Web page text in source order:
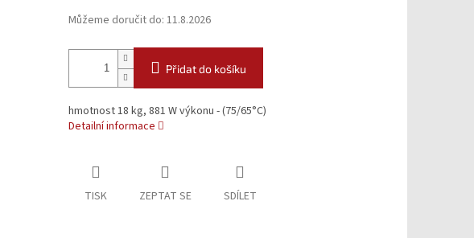
Můžeme doručit do: 11.8.2026
Přidat do košíku
hmotnost 18 kg, 881 W výkonu - (75/65°C)
Detailní informace
TISK ZEPTAT SE SDÍLET